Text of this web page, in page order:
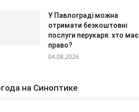
У Павлограді можна
отримати безкоштовні
послуги перукаря: хто має
право?
04.08.2026
на Синоптике